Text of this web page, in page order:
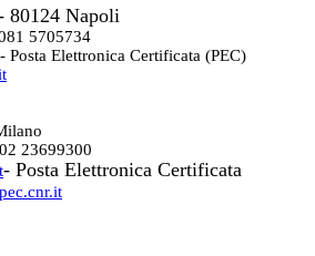
80124 Napoli
5705734
- Posta Elettronica Certificata (PEC)
23699300
- Posta Elettronica Certificata